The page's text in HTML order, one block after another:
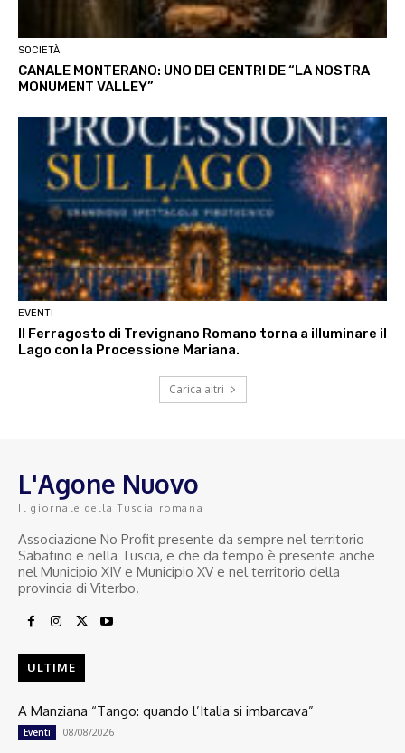
SOCIETÀ
CANALE MONTERANO: UNO DEI CENTRI DE “LA NOSTRA
MONUMENT VALLEY”
EVENTI
Il Ferragosto di Trevignano Romano torna a illuminare il
Lago con la Processione Mariana.
Carica altri
L'Agone Nuovo
Il giornale della Tuscia romana
Associazione No Profit presente da sempre nel territorio
Sabatino e nella Tuscia, e che da tempo è presente anche
nel Municipio XIV e Municipio XV e nel territorio della
provincia di Viterbo.
ULTIME
A Manziana “Tango: quando l’Italia si imbarcava”
Eventi 08/08/2026